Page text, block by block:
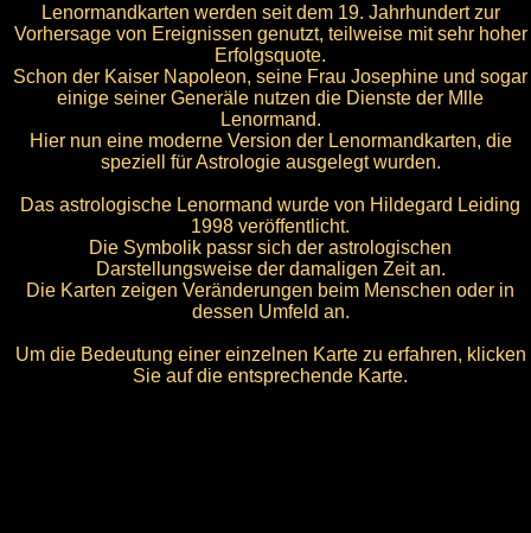
Lenormandkarten werden seit dem 19. Jahrhundert zur
Vorhersage von Ereignissen genutzt, teilweise mit sehr hoher
Erfolgsquote.
Schon der Kaiser Napoleon, seine Frau Josephine und sogar
einige seiner Generäle nutzen die Dienste der Mlle
Lenormand.
Hier nun eine moderne Version der Lenormandkarten, die
speziell für Astrologie ausgelegt wurden.
Das astrologische Lenormand wurde von Hildegard Leiding
1998 veröffentlicht.
Die Symbolik passr sich der astrologischen
Darstellungsweise der damaligen Zeit an.
Die Karten zeigen Veränderungen beim Menschen oder in
dessen Umfeld an.
Um die Bedeutung einer einzelnen Karte zu erfahren, klicken
Sie auf die entsprechende Karte.